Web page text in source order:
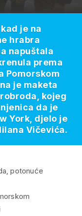
potonuće
je na
hrabra
napuštala
prema
Pomorskom
je maketa
kojeg
da je
York, djelo je
Vičevića.